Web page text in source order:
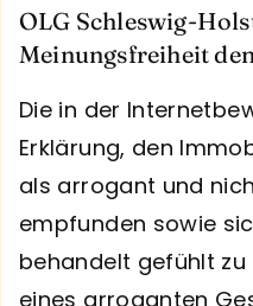
OLG Schleswig-
Meinungsfreiheit
Die in der
Erklärung, den
als arrogant und
empfunden sowie
behandelt gefühlt
eines arroganten